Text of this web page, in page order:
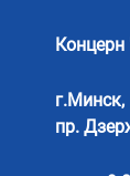
г.Минск,
пр.